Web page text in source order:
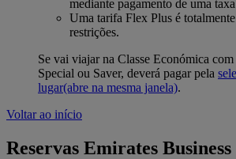
mediante pagamento de uma
Uma tarifa Flex Plus é
restrições.
Se vai viajar na Classe Económica
Special ou Saver, deverá pagar pela
lugar(abre na mesma janela).
Voltar ao início
Reservas Emirates